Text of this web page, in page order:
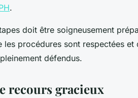
.
doit être soigneusement
les procédures sont respectées
défendus.
recours gracieux